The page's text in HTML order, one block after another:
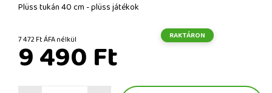
Plüss tukán 40 cm - plüss játékok
7 472 Ft ÁFA nélkül RAKTÁRON
9 490 Ft